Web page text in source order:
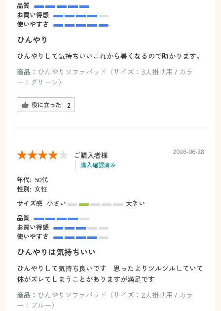
品質
お買い得感
使いやすさ
ひんやり
ひんやりして気持ちいいこれから暑くなるので助かります。
商品： ひんやりソファパッド（サイズ：3人掛け用 / カラ
ー：グリーン）
役に立った 2
ご購入者様
購入確認済み
2026-06-28
年代: 50代
性別: 女性
サイズ感 小さい
大きい
品質
お買い得感
使いやすさ
ひんやりは気持ちいい
ひんやりして気持ち良いです 思ったよりツルツルしていて
体がズレてしまうことがありますが満足です
商品： ひんやりソファパッド（サイズ：2人掛け用 / カラ
ー：ブルー）